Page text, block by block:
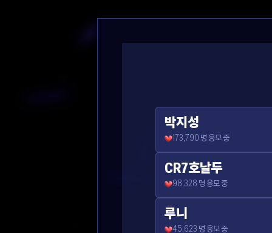
박지성
173,790 명 응모 중
CR7호날두
98,328 명 응모 중
루니
45,623 명 응모 중